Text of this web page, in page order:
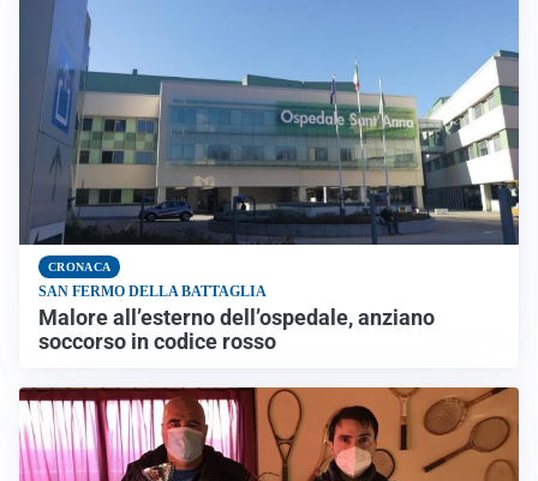
CRONACA
SAN FERMO DELLA BATTAGLIA
Malore all’esterno dell’ospedale, anziano
soccorso in codice rosso